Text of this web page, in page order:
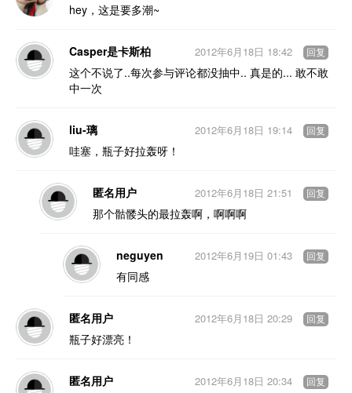
hey，这是要多潮~
Casper是卡斯柏
这个不说了..每次参与评论都没抽中.. 真是的... 敢不敢
中一次
2012年6月18日 18:42 回复
liu-璃
哇塞，瓶子好拉轰呀！
2012年6月18日 19:14 回复
匿名用户
那个骷髅头的最拉轰啊，啊啊啊
2012年6月18日 21:51 回复
neguyen
有同感
2012年6月19日 01:43 回复
匿名用户
瓶子好漂亮！
2012年6月18日 20:29 回复
匿名用户
2012年6月18日 20:34 回复